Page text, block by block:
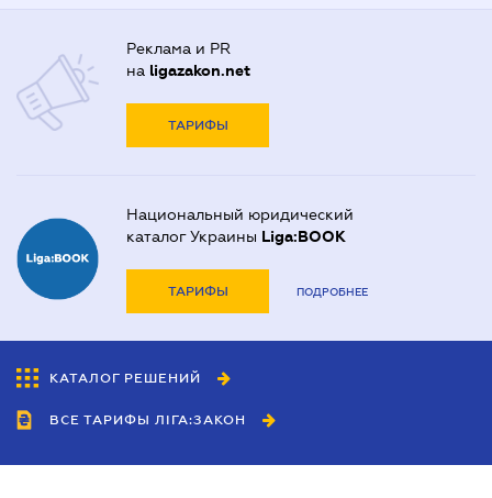
Реклама и PR
на ligazakon.net
ТАРИФЫ
Национальный юридический
каталог Украины Liga:BOOK
ТАРИФЫ ПОДРОБНЕЕ
КАТАЛОГ РЕШЕНИЙ
ВСЕ ТАРИФЫ ЛІГА:ЗАКОН